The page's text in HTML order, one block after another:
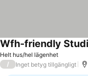
Helt hus/hel lägenhet
Wfh-friendly
/ Inget betyg tillgängligt